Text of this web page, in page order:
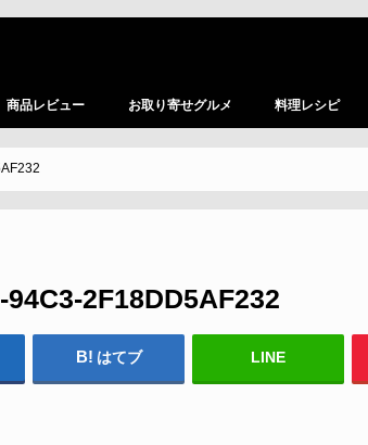
商品レビュー お取り寄せグルメ 料理レシピ
2F18DD5AF232
はてブ LINE